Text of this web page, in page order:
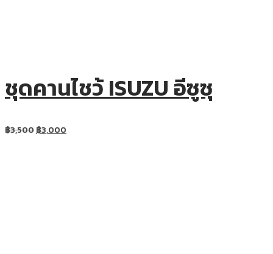
ชุดคานไชว้ ISUZU อีซูซุ
฿3,500฿3,000